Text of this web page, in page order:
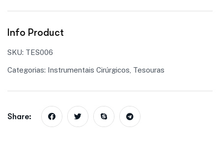
Info Product
SKU: TES006
Categorias: Instrumentais Cirúrgicos, Tesouras
Share: